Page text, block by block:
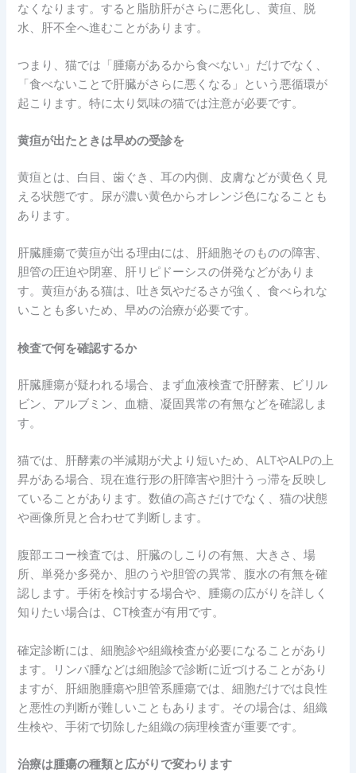
なくなります。すると脂肪肝がさらに悪化し、黄疸、脱
水、肝不全へ進むことがあります。
つまり、猫では「腫瘍があるから食べない」だけでなく、
「食べないことで肝臓がさらに悪くなる」という悪循環が
起こります。特に太り気味の猫では注意が必要です。
黄疸が出たときは早めの受診を
黄疸とは、白目、歯ぐき、耳の内側、皮膚などが黄色く見
える状態です。尿が濃い黄色からオレンジ色になることも
あります。
肝臓腫瘍で黄疸が出る理由には、肝細胞そのものの障害、
胆管の圧迫や閉塞、肝リピドーシスの併発などがありま
す。黄疸がある猫は、吐き気やだるさが強く、食べられな
いことも多いため、早めの治療が必要です。
検査で何を確認するか
肝臓腫瘍が疑われる場合、まず血液検査で肝酵素、ビリル
ビン、アルブミン、血糖、凝固異常の有無などを確認しま
す。
猫では、肝酵素の半減期が犬より短いため、ALTやALPの上
昇がある場合、現在進行形の肝障害や胆汁うっ滞を反映し
ていることがあります。数値の高さだけでなく、猫の状態
や画像所見と合わせて判断します。
腹部エコー検査では、肝臓のしこりの有無、大きさ、場
所、単発か多発か、胆のうや胆管の異常、腹水の有無を確
認します。手術を検討する場合や、腫瘍の広がりを詳しく
知りたい場合は、CT検査が有用です。
確定診断には、細胞診や組織検査が必要になることがあり
ます。リンパ腫などは細胞診で診断に近づけることがあり
ますが、肝細胞腫瘍や胆管系腫瘍では、細胞だけでは良性
と悪性の判断が難しいこともあります。その場合は、組織
生検や、手術で切除した組織の病理検査が重要です。
治療は腫瘍の種類と広がりで変わります